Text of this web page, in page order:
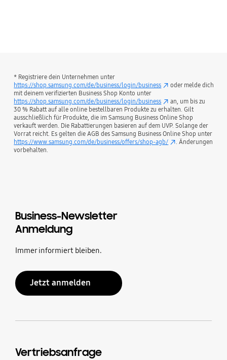
* Registriere dein Unternehmen unter
https://shop.samsung.com/de/business/login/business
oder melde dich
mit deinem verifizierten Business Shop Konto unter
https://shop.samsung.com/de/business/login/business
an, um bis zu
30 % Rabatt auf alle online bestellbaren Produkte zu erhalten. Gilt
ausschließlich für Produkte, die im Samsung Business Online Shop
verkauft werden. Die Rabattierungen basieren auf dem UVP. Solange der
Vorrat reicht. Es gelten die AGB des Samsung Business Online Shop unter
https://www.samsung.com/de/business/offers/shop-agb/
. Änderungen
vorbehalten.
Business-Newsletter
Anmeldung
Immer informiert bleiben.
Jetzt anmelden
Vertriebsanfrage